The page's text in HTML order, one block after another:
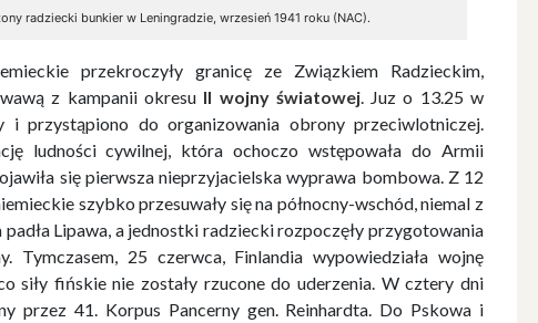
radziecki bunkier w Leningradzie, wrzesień 1941 roku (NAC).
przekroczyły granicę ze Związkiem Radzieckim,
z kampanii okresu II wojny światowej. Juz o 13.25 w
i przystąpiono do organizowania obrony przeciwlotniczej.
ludności cywilnej, która ochoczo wstępowała do Armii
się pierwsza nieprzyjacielska wyprawa bombowa. Z 12
szybko przesuwały się na północny-wschód, niemal z
Lipawa, a jednostki radziecki rozpoczęły przygotowania
Tymczasem, 25 czerwca, Finlandia wypowiedziała wojnę
siły fińskie nie zostały rzucone do uderzenia. W cztery dni
przez 41. Korpus Pancerny gen. Reinhardta. Do Pskowa i